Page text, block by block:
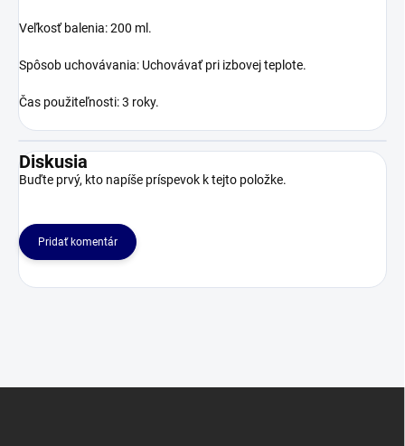
Veľkosť balenia: 200 ml.
Spôsob uchovávania: Uchovávať pri izbovej teplote.
Čas použiteľnosti: 3 roky.
Diskusia
Buďte prvý, kto napíše príspevok k tejto položke.
Pridať komentár